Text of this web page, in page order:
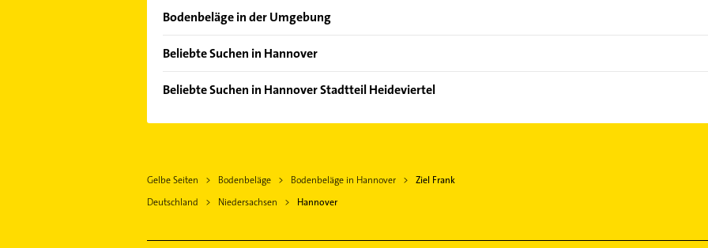
Ahlem
Badenstedt
Bothfeld
Hainholz
Marienwerder
Misburg-Nord
Bodenbeläge in der Umgebung
Langenhagen
Barsinghausen
Beliebte Suchen in Hannover
Immobilien
Rechtsanwalt
Heizungsbauer
Beliebte Suchen in Hannover Stadtteil Heideviertel
Krankengymnastik
Arzt
Gelbe Seiten Bodenbeläge Bodenbeläge in Hannover
Ziel Frank
Deutschland
Niedersachsen Hannover